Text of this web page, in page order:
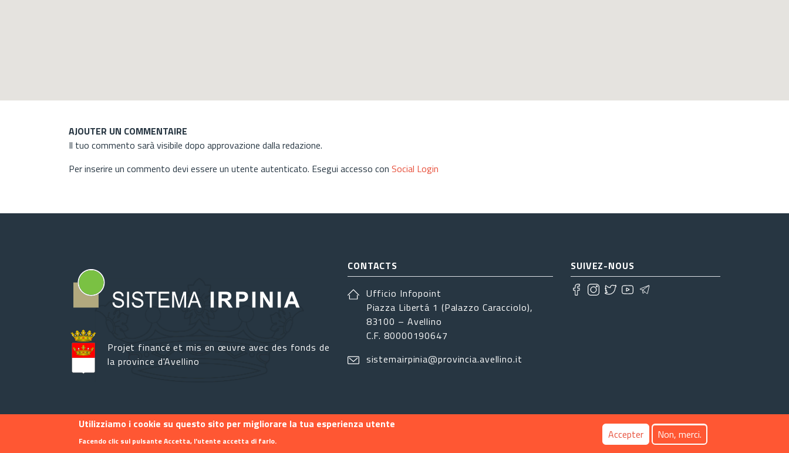
AJOUTER UN COMMENTAIRE
Il tuo commento sarà visibile dopo approvazione dalla redazione.
Per inserire un commento devi essere un utente autenticato. Esegui accesso con Social Login
Projet financé et mis en œuvre avec des fonds de
la province d'Avellino
CONTACTS
Ufficio Infopoint
Piazza Libertá 1 (Palazzo Caracciolo),
83100 – Avellino
C.F. 80000190647
sistemairpinia@provincia.avellino.it
SUIVEZ-NOUS
Footer menu
Contact Info Privacy
Utilizziamo i cookie su questo sito per migliorare la tua esperienza utente
Facendo clic sul pulsante Accetta, l'utente accetta di farlo. Accepter Non, merci.